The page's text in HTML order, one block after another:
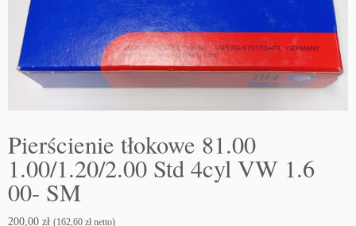
Pierścienie tłokowe 81.00
1.00/1.20/2.00 Std 4cyl VW 1.6
00- SM
200,00 zł (162,60 zł netto)